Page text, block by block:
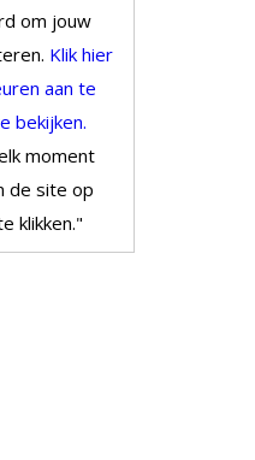
om jouw
Klik hier
aan te
bekijken.
moment
de site op
klikken."